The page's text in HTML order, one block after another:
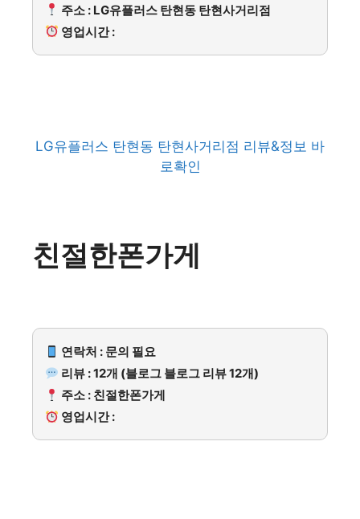
주소 : LG유플러스 탄현동 탄현사거리점
영업시간 :
LG유플러스 탄현동 탄현사거리점 리뷰&정보 바
로확인
친절한폰가게
연락처 : 문의 필요
리뷰 : 12개 (블로그 블로그 리뷰 12개)
주소 : 친절한폰가게
영업시간 :